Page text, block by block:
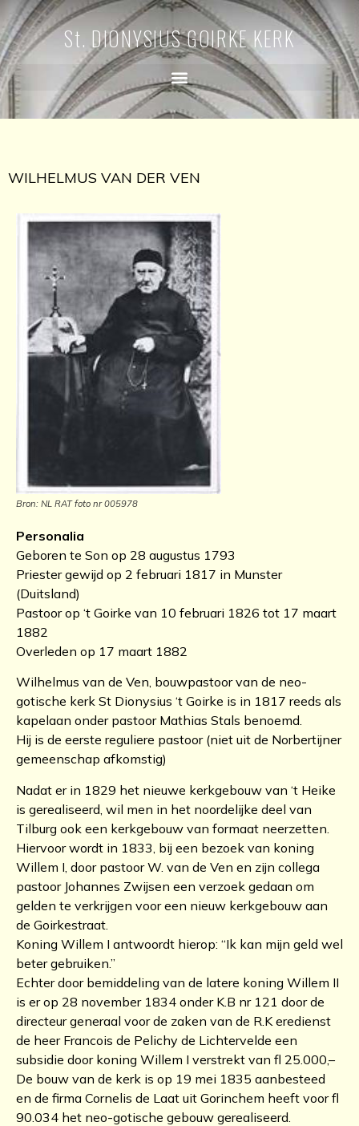
St. DIONYSIUS GOIRKE KERK
WILHELMUS VAN DER VEN
Bron: NL RAT foto nr 005978
Personalia
Geboren te Son op 28 augustus 1793
Priester gewijd op 2 februari 1817 in Munster
(Duitsland)
Pastoor op ‘t Goirke van 10 februari 1826 tot 17 maart
1882
Overleden op 17 maart 1882
Wilhelmus van de Ven, bouwpastoor van de neo-
gotische kerk St Dionysius ‘t Goirke is in 1817 reeds als
kapelaan onder pastoor Mathias Stals benoemd.
Hij is de eerste reguliere pastoor (niet uit de Norbertijner
gemeenschap afkomstig)
Nadat er in 1829 het nieuwe kerkgebouw van ‘t Heike
is gerealiseerd, wil men in het noordelijke deel van
Tilburg ook een kerkgebouw van formaat neerzetten.
Hiervoor wordt in 1833, bij een bezoek van koning
Willem I, door pastoor W. van de Ven en zijn collega
pastoor Johannes Zwijsen een verzoek gedaan om
gelden te verkrijgen voor een nieuw kerkgebouw aan
de Goirkestraat.
Koning Willem I antwoordt hierop: “Ik kan mijn geld wel
beter gebruiken.”
Echter door bemiddeling van de latere koning Willem II
is er op 28 november 1834 onder K.B nr 121 door de
directeur generaal voor de zaken van de R.K eredienst
de heer Francois de Pelichy de Lichtervelde een
subsidie door koning Willem I verstrekt van fl 25.000,–
De bouw van de kerk is op 19 mei 1835 aanbesteed
en de firma Cornelis de Laat uit Gorinchem heeft voor fl
90.034 het neo-gotische gebouw gerealiseerd.